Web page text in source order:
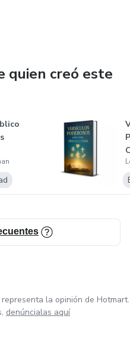
quien creó este
la opinión de Hotmart.
denúncialas aquí